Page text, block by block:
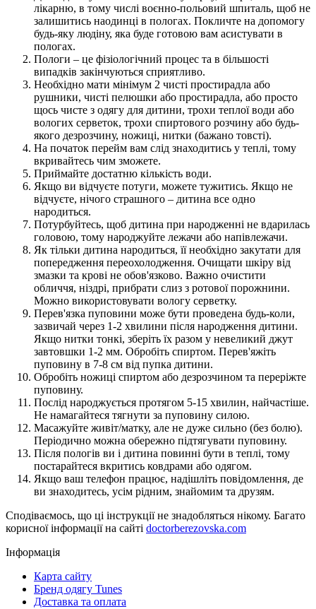
лікарню, в тому числі воєнно-польовий шпиталь, щоб не
залишитись наодинці в пологах. Покличте на допомогу
будь-яку людіну, яка буде готовою вам асистувати в
пологах.
Пологи – це фізіологічний процес та в більшості
випадків закінчуються сприятливо.
Необхідно мати мінімум 2 чисті простирадла або
рушники, чисті пелюшки або простирадла, або просто
щось чисте з одягу для дитини, трохи теплої води або
вологих серветок, трохи спиртового розчину або будь-
якого дезрозчину, ножиці, нитки (бажано товсті).
На початок перейм вам слід знаходитись у теплі, тому
вкривайтесь чим зможете.
Приймайте достатню кількість води.
Якщо ви відчуєте потуги, можете тужитись. Якщо не
відчуєте, нічого страшного – дитина все одно
народиться.
Потурбуйтесь, щоб дитина при народженні не вдарилась
головою, тому народжуйте лежачи або напівлежачи.
Як тільки дитина народиться, її необхідно закутати для
попередження переохолодження. Очищати шкіру від
змазки та крові не обов'язково. Важно очистити
обличчя, ніздрі, прибрати слиз з ротової порожнини.
Можно використовувати вологу серветку.
Перев'язка пуповини може бути проведена будь-коли,
зазвичай через 1-2 хвилини після народження дитини.
Якщо нитки тонкі, зберіть їх разом у невеликий джут
завтовшки 1-2 мм. Обробіть спиртом. Перев'яжіть
пуповину в 7-8 см від пупка дитини.
Обробіть ножиці спиртом або дезрозчином та переріжте
пуповину.
Послід народжується протягом 5-15 хвилин, найчастіше.
Не намагайтеся тягнути за пуповину силою.
Масажуйте живіт/матку, але не дуже сильно (без болю).
Періодично можна обережно підтягувати пуповину.
Після пологів ви і дитина повинні бути в теплі, тому
постарайтеся вкритись ковдрами або одягом.
Якщо ваш телефон працює, надішліть повідомлення, де
ви знаходитесь, усім рідним, знайомим та друзям.
Сподіваємось, що ці інструкції не знадобляться нікому. Багато
корисної інформації на сайті doctorberezovska.com
Інформація
Карта сайту
Бренд одягу Tunes
Доставка та оплата